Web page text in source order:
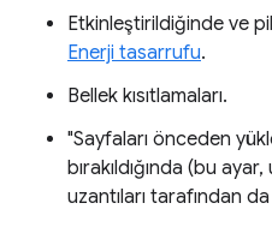
Etkinleştirildiğinde ve
Enerji tasarrufu.
Bellek kısıtlamaları.
"Sayfaları önceden
bırakıldığında (bu
uzantıları tarafından da